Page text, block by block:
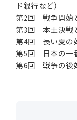
ド銀行など）
第2回 戦争開始
第3回 本土決戦
第4回 長い夏の
第5回 日本の一
第6回 戦争の後